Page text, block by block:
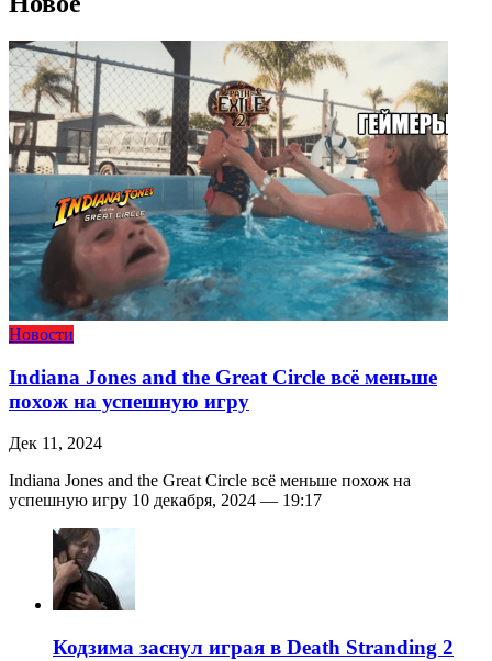
Новости
Indiana Jones and the Great Circle всё меньше
похож на успешную игру
Дек 11, 2024
Indiana Jones and the Great Circle всё меньше похож на
успешную игру 10 декабря, 2024 — 19:17
Кодзима заснул играя в Death Stranding 2